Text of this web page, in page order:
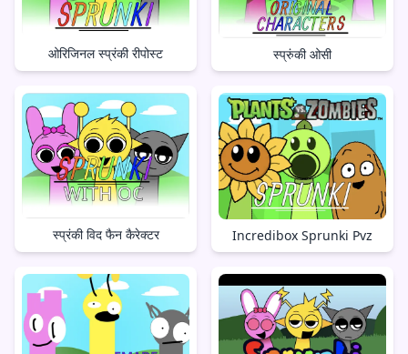
ओरिजिनल स्प्रंकी रीपोस्ट स्प्रुंकी ओसी
स्प्रंकी विद फैन कैरेक्टर Incredibox Sprunki Pvz